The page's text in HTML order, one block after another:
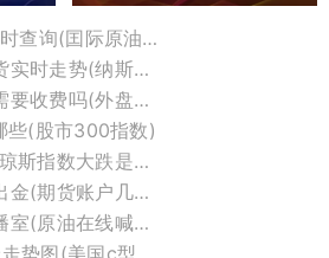
间期货和开盘点数)
wti原油期货价格实时查询(囯际原油期货价格)
美纳斯达克股指期货实时走势(纳斯达克股指期货实时)
外盘期货实时行情需要收费吗(外盘期货实时行情在哪里可以看到)
些(股市300指数)
道琼斯指数大跌(道琼斯指数大跌是哪一年)
期货账户几点可以出金(期货账户几点可以转账)
牛叉网原油喊单直播室(原油在线喊单直播)